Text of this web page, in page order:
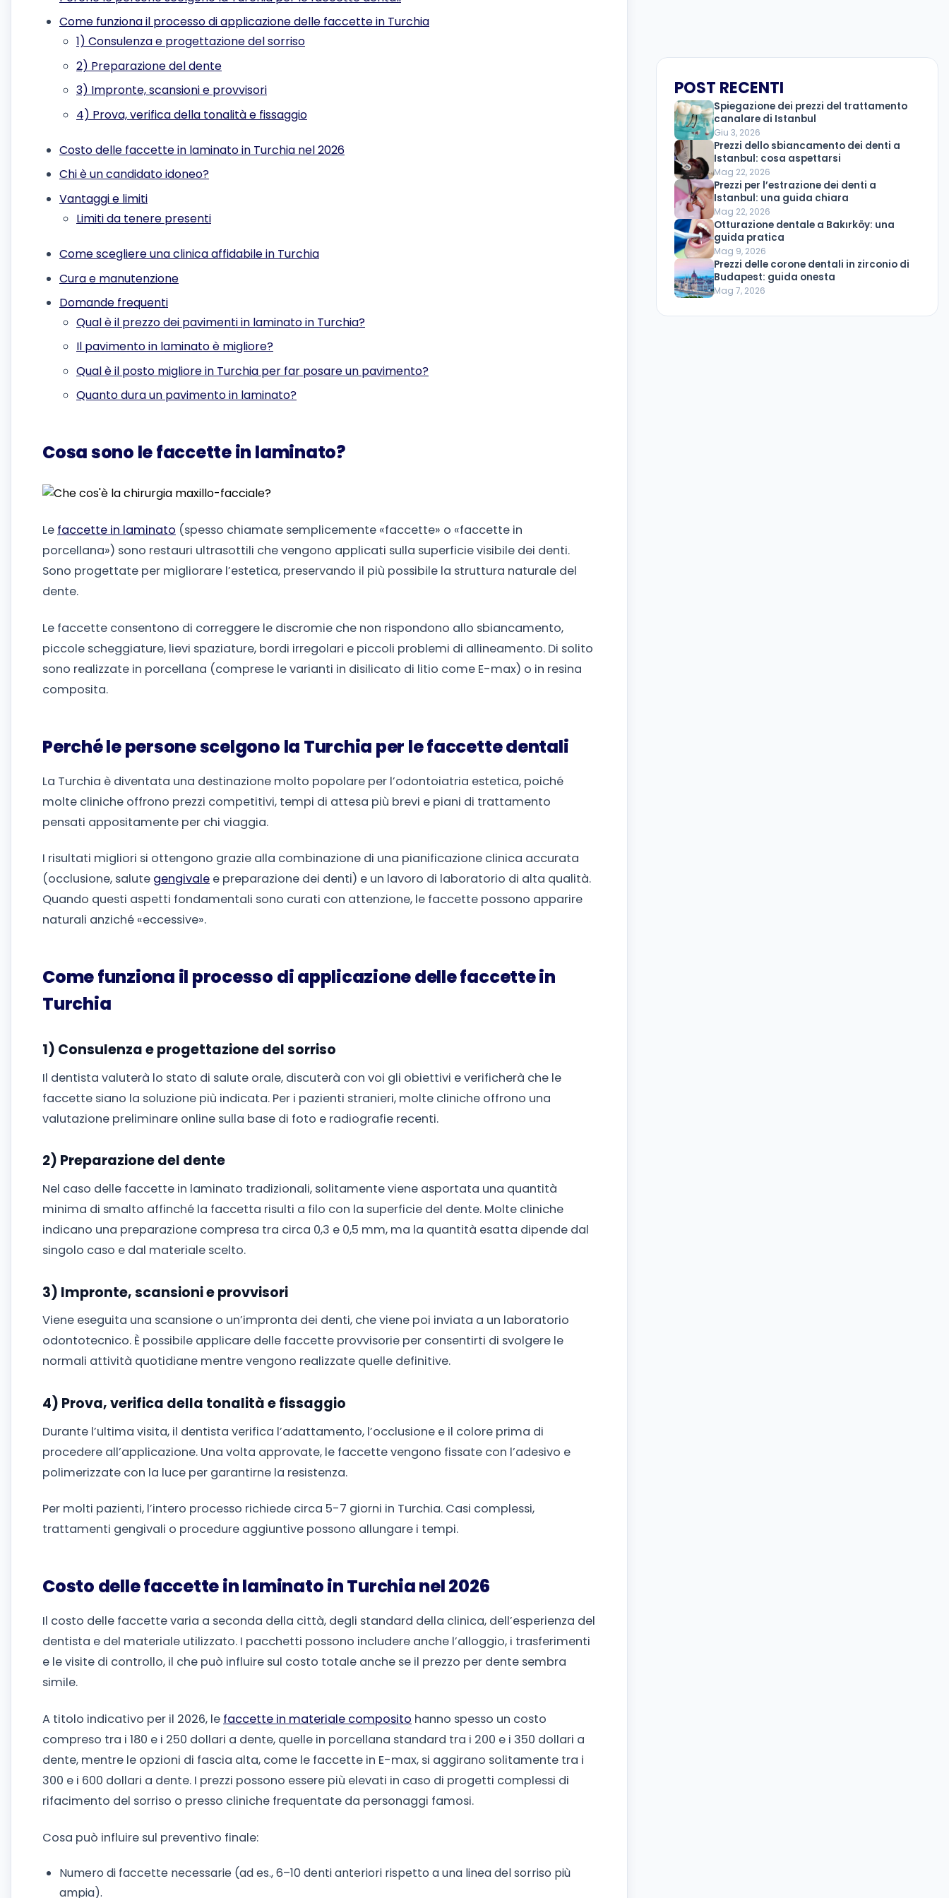
Come funziona il processo di applicazione delle faccette in Turchia
1) Consulenza e progettazione del sorriso
2) Preparazione del dente
3) Impronte, scansioni e provvisori
4) Prova, verifica della tonalità e fissaggio
Costo delle faccette in laminato in Turchia nel 2026
Chi è un candidato idoneo?
Vantaggi e limiti
Limiti da tenere presenti
Come scegliere una clinica affidabile in Turchia
Cura e manutenzione
Domande frequenti
Qual è il prezzo dei pavimenti in laminato in Turchia?
Il pavimento in laminato è migliore?
Qual è il posto migliore in Turchia per far posare un pavimento?
Quanto dura un pavimento in laminato?
Cosa sono le faccette in laminato?
Le faccette in laminato (spesso chiamate semplicemente «faccette» o «faccette in
porcellana») sono restauri ultrasottili che vengono applicati sulla superficie visibile dei denti.
Sono progettate per migliorare l’estetica, preservando il più possibile la struttura naturale del
dente.
Le faccette consentono di correggere le discromie che non rispondono allo sbiancamento,
piccole scheggiature, lievi spaziature, bordi irregolari e piccoli problemi di allineamento. Di solito
sono realizzate in porcellana (comprese le varianti in disilicato di litio come E-max) o in resina
composita.
Perché le persone scelgono la Turchia per le faccette dentali
La Turchia è diventata una destinazione molto popolare per l’odontoiatria estetica, poiché
molte cliniche offrono prezzi competitivi, tempi di attesa più brevi e piani di trattamento
pensati appositamente per chi viaggia.
I risultati migliori si ottengono grazie alla combinazione di una pianificazione clinica accurata
(occlusione, salute gengivale e preparazione dei denti) e un lavoro di laboratorio di alta qualità.
Quando questi aspetti fondamentali sono curati con attenzione, le faccette possono apparire
naturali anziché «eccessive».
Come funziona il processo di applicazione delle faccette in
Turchia
1) Consulenza e progettazione del sorriso
Il dentista valuterà lo stato di salute orale, discuterà con voi gli obiettivi e verificherà che le
faccette siano la soluzione più indicata. Per i pazienti stranieri, molte cliniche offrono una
valutazione preliminare online sulla base di foto e radiografie recenti.
2) Preparazione del dente
Nel caso delle faccette in laminato tradizionali, solitamente viene asportata una quantità
minima di smalto affinché la faccetta risulti a filo con la superficie del dente. Molte cliniche
indicano una preparazione compresa tra circa 0,3 e 0,5 mm, ma la quantità esatta dipende dal
singolo caso e dal materiale scelto.
3) Impronte, scansioni e provvisori
Viene eseguita una scansione o un’impronta dei denti, che viene poi inviata a un laboratorio
odontotecnico. È possibile applicare delle faccette provvisorie per consentirti di svolgere le
normali attività quotidiane mentre vengono realizzate quelle definitive.
4) Prova, verifica della tonalità e fissaggio
Durante l’ultima visita, il dentista verifica l’adattamento, l’occlusione e il colore prima di
procedere all’applicazione. Una volta approvate, le faccette vengono fissate con l’adesivo e
polimerizzate con la luce per garantirne la resistenza.
Per molti pazienti, l’intero processo richiede circa 5-7 giorni in Turchia. Casi complessi,
trattamenti gengivali o procedure aggiuntive possono allungare i tempi.
Costo delle faccette in laminato in Turchia nel 2026
Il costo delle faccette varia a seconda della città, degli standard della clinica, dell’esperienza del
dentista e del materiale utilizzato. I pacchetti possono includere anche l’alloggio, i trasferimenti
e le visite di controllo, il che può influire sul costo totale anche se il prezzo per dente sembra
simile.
A titolo indicativo per il 2026, le faccette in materiale composito hanno spesso un costo
compreso tra i 180 e i 250 dollari a dente, quelle in porcellana standard tra i 200 e i 350 dollari a
dente, mentre le opzioni di fascia alta, come le faccette in E-max, si aggirano solitamente tra i
300 e i 600 dollari a dente. I prezzi possono essere più elevati in caso di progetti complessi di
rifacimento del sorriso o presso cliniche frequentate da personaggi famosi.
Cosa può influire sul preventivo finale:
Numero di faccette necessarie (ad es., 6–10 denti anteriori rispetto a una linea del sorriso più
ampia).
POST RECENTI
Spiegazione dei prezzi del trattamento
canalare di Istanbul
Giu 3, 2026
Prezzi dello sbiancamento dei denti a
Istanbul: cosa aspettarsi
Mag 22, 2026
Prezzi per l’estrazione dei denti a
Istanbul: una guida chiara
Mag 22, 2026
Otturazione dentale a Bakırköy: una
guida pratica
Mag 9, 2026
Prezzi delle corone dentali in zirconio di
Budapest: guida onesta
Mag 7, 2026